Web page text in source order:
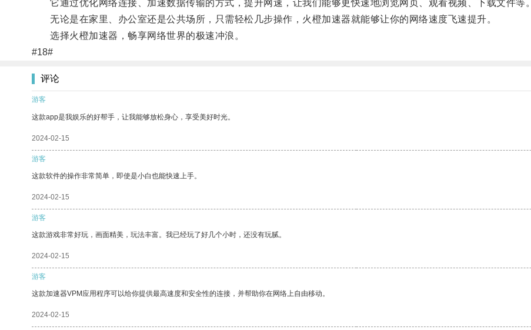
它通过优化网络连接、加速数据传输的方式，提升网速，让我们能够更快速地浏览网页、观看视频、下载文件等。
无论是在家里、办公室还是公共场所，只需轻松几步操作，火橙加速器就能够让你的网络速度飞速提升。
选择火橙加速器，畅享网络世界的极速冲浪。
#18#
评论
游客
这款app是我娱乐的好帮手，让我能够放松身心，享受美好时光。
2024-02-15
游客
这款软件的操作非常简单，即使是小白也能快速上手。
2024-02-15
游客
这款游戏非常好玩，画面精美，玩法丰富。我已经玩了好几个小时，还没有玩腻。
2024-02-15
游客
这款加速器VPM应用程序可以给你提供最高速度和安全性的连接，并帮助你在网络上自由移动。
2024-02-15